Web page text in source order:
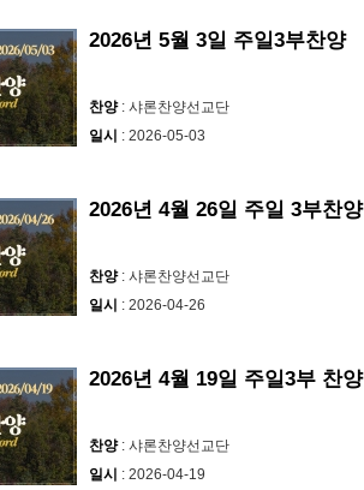
2026년 5월 3일 주일3부찬양
찬양: 샤론찬양선교단
일시 : 2026-05-03
2026년 4월 26일 주일 3부찬양
찬양: 샤론찬양선교단
일시 : 2026-04-26
2026년 4월 19일 주일3부 찬양
찬양: 샤론찬양선교단
일시 : 2026-04-19